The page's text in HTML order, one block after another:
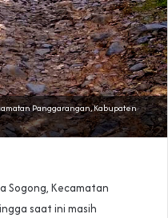
Panggarangan, Kabupaten
Sogong, Kecamatan
saat ini masih